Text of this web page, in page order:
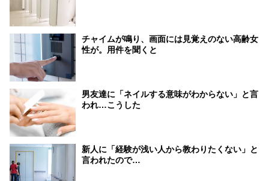
チャイムが鳴り、画面には見覚えのない高齢女
性が。用件を聞くと
男友達に「ネイルする意味がわからない」と言
われ…こうした
新人に「経験が浅い人から教わりたくない」と
言われたので…